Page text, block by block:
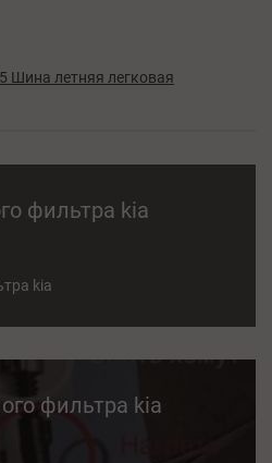
Шина летняя легковая
фильтра kia
kia
фильтра kia